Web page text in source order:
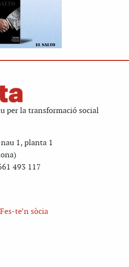
per la transformació social
nau 1, planta 1
493 117
te’n sòcia